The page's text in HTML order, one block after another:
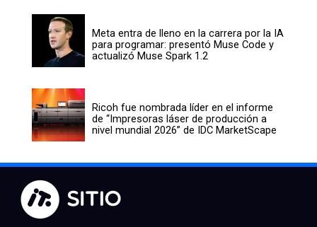
Meta entra de lleno en la carrera por la IA
para programar: presentó Muse Code y
actualizó Muse Spark 1.2
Ricoh fue nombrada líder en el informe
de “Impresoras láser de producción a
nivel mundial 2026” de IDC MarketScape